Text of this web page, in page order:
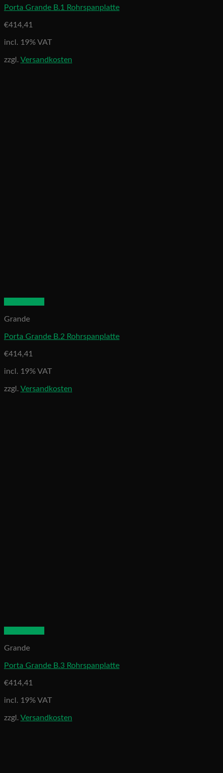
Porta Grande B.1 Rohrspanplatte
€414,41
incl. 19% VAT
zzgl. Versandkosten
Grande
Porta Grande B.2 Rohrspanplatte
€414,41
incl. 19% VAT
zzgl. Versandkosten
Grande
Porta Grande B.3 Rohrspanplatte
€414,41
incl. 19% VAT
zzgl. Versandkosten